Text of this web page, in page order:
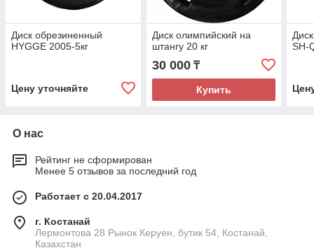
Диск обрезиненный
HYGGE 2005-5кг
Цену уточняйте
Диск олимпийский на
штангу 20 кг
30 000₸
Купить
SH-
О нас
Рейтинг не сформирован
Менее 5 отзывов за последний год
Работает с 20.04.2017
г. Костанай
Лермонтова 28 Рынок Керуен, бутик 54, Костанай,
Казахстан